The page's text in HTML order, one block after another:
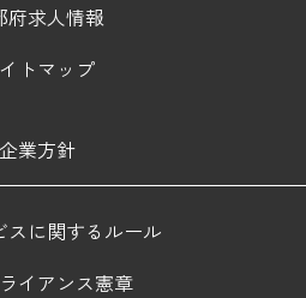
府求人情報
トマップ
企業方針
スに関するルール
イアンス憲章